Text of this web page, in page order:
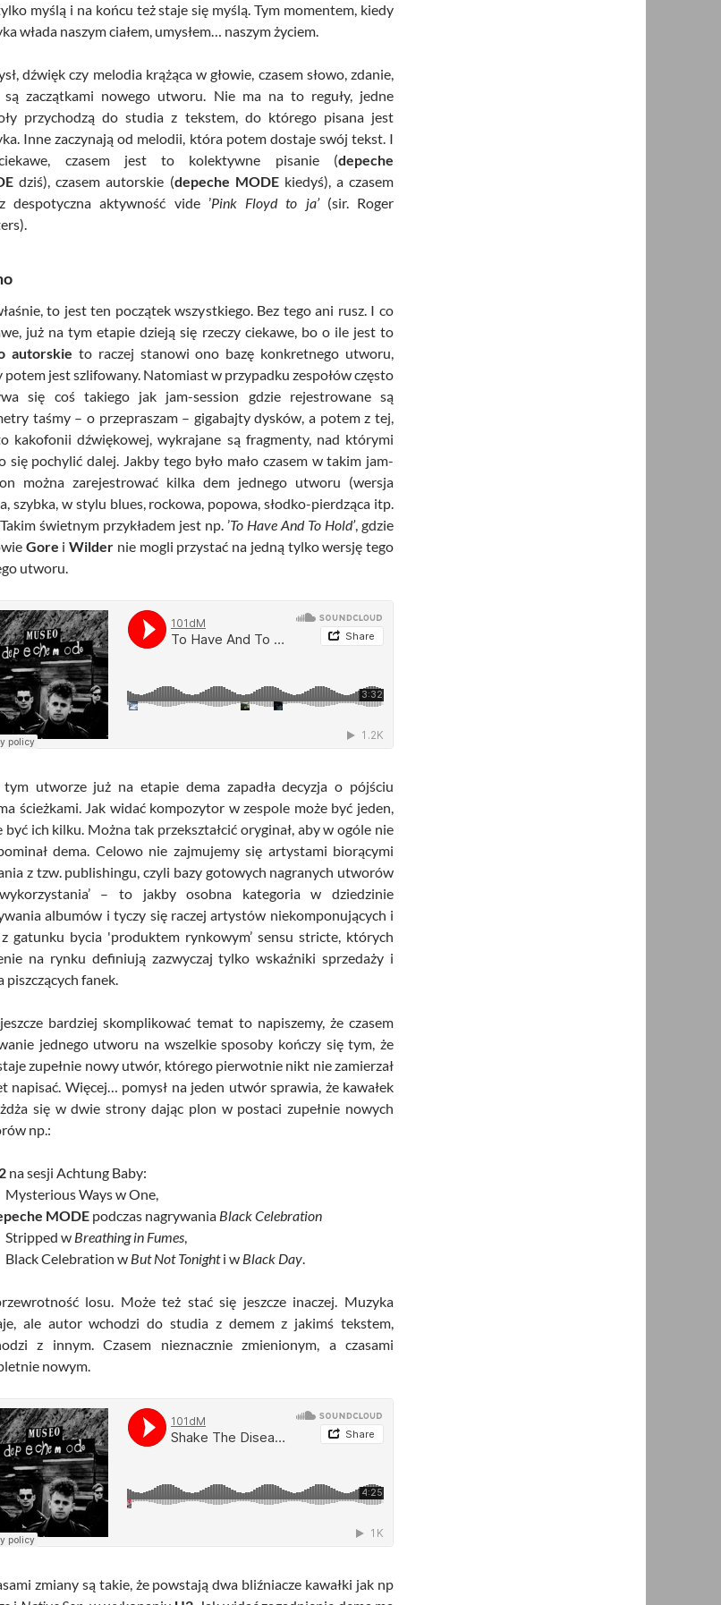
myślą i na końcu też staje się myślą. Tym momentem, kiedy
włada naszym ciałem, umysłem… naszym życiem.
dźwięk czy melodia krążąca w głowie, czasem słowo, zdanie,
są zaczątkami nowego utworu. Nie ma na to reguły, jedne
przychodzą do studia z tekstem, do którego pisana jest
Inne zaczynają od melodii, która potem dostaje swój tekst. I
czasem jest to kolektywne pisanie (depeche
dziś), czasem autorskie (depeche MODEkiedyś), a czasem
despotyczna aktywność vide ’Pink Floyd to ja’(sir. Roger
to jest ten początek wszystkiego. Bez tego ani rusz. I co
już na tym etapie dzieją się rzeczy ciekawe, bo o ile jest to
autorskie to raczej stanowi ono bazę konkretnego utworu,
potem jest szlifowany. Natomiast w przypadku zespołów często
się coś takiego jak jam-session gdzie rejestrowane są
taśmy – o przepraszam – gigabajty dysków, a potem z tej,
kakofonii dźwiękowej, wykrajane są fragmenty, nad którymi
się pochylić dalej. Jakby tego było mało czasem w takim jam-
można zarejestrować kilka dem jednego utworu (wersja
szybka, w stylu blues, rockowa, popowa, słodko-pierdząca itp.
świetnym przykładem jest np. ’To Have And To Hold’, gdzie
Gore iWilder nie mogli przystać na jedną tylko wersję tego
utworu.
tym utworze już na etapie dema zapadła decyzja o pójściu
ścieżkami. Jak widać kompozytor w zespole może być jeden,
być ich kilku. Można tak przekształcić oryginał, aby w ogóle nie
dema. Celowo nie zajmujemy się artystami biorącymi
z tzw. publishingu, czyli bazy gotowych nagranych utworów
– to jakby osobna kategoria w dziedzinie
albumów i tyczy się raczej artystów niekomponujących i
gatunku bycia 'produktem rynkowym’ sensu stricte, których
na rynku definiują zazwyczaj tylko wskaźniki sprzedaży i
piszczących fanek.
bardziej skomplikować temat to napiszemy, że czasem
jednego utworu na wszelkie sposoby kończy się tym, że
zupełnie nowy utwór, którego pierwotnie nikt nie zamierzał
napisać. Więcej… pomysł na jeden utwór sprawia, że kawałek
się w dwie strony dając plon w postaci zupełnie nowych
np.:
na sesji Achtung Baby:
Mysterious Ways w One,
MODE podczas nagrywania Black Celebration
Stripped w Breathing in Fumes,
Black Celebration w But Not Tonighti w Black Day.
losu. Może też stać się jeszcze inaczej. Muzyka
ale autor wchodzi do studia z demem z jakimś tekstem,
z innym. Czasem nieznacznie zmienionym, a czasami
nowym.
zmiany są takie, że powstają dwa bliźniacze kawałki jak np